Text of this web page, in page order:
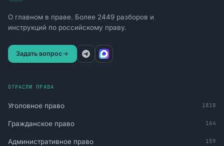
О главном в праве. Более 2449 разборов и
инструкций по российскому праву.
Задать вопрос
ОТРАСЛИ ПРАВА
Уголовное право 1818
Гражданское право 164
Административное право 159